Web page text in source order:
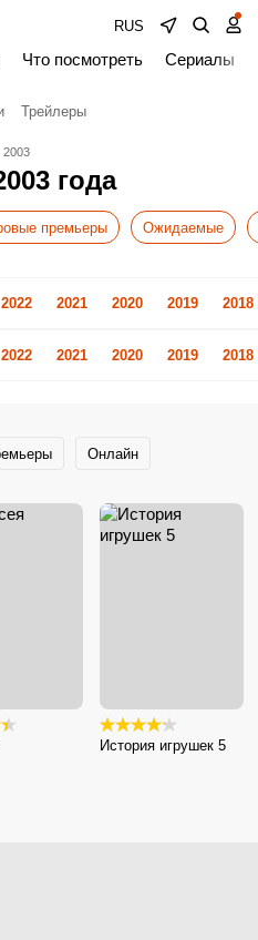
RUS
Что посмотреть Сериалы
Трейлеры
2003
года
премьеры Ожидаемые
2022 2021 2020 2019 2018
2022 2021 2020 2019 2018
Онлайн
История игрушек 5